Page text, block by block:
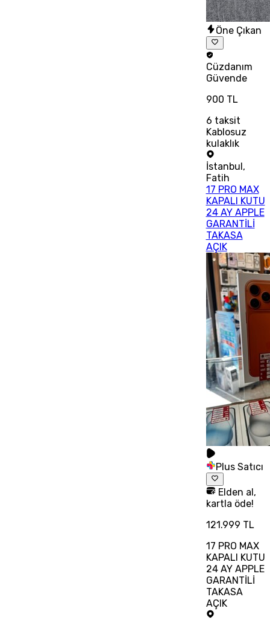
Öne Çıkan
Cüzdanım
Güvende
900 TL
6 taksit
Kablosuz
kulaklık
İstanbul,
Fatih
17 PRO MAX
KAPALI KUTU
24 AY APPLE
GARANTİLİ
TAKASA
AÇIK
Plus Satıcı
Elden al,
kartla öde!
121.999 TL
17 PRO MAX
KAPALI KUTU
24 AY APPLE
GARANTİLİ
TAKASA
AÇIK